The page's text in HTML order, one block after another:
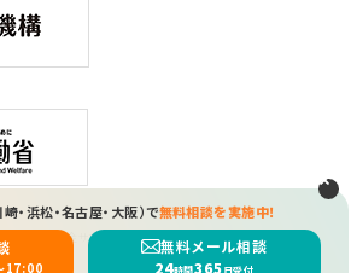
イユ障害年金サポートセンター All Rights Reserved.
・浜松・名古屋・大阪）で無料相談を実施中！
17:00
無料メール相談
24時間365日受付